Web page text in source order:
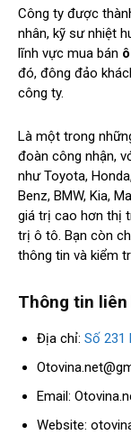
Công ty được
nhân, kỹ sư nhiệt
lĩnh vực mua bán
đó, đông đảo
công ty.
Là một trong
đoàn công nhận,
như Toyota,
Benz, BMW, Kia,
giá trị cao hơn thị
trị ô tô. Bạn còn
thông tin và kiểm
Thông tin liên
Địa chỉ: Số 231
Email:
Website: